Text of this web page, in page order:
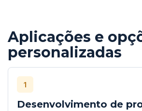
Aplicações e
personalizadas
1
Desenvolvimento de